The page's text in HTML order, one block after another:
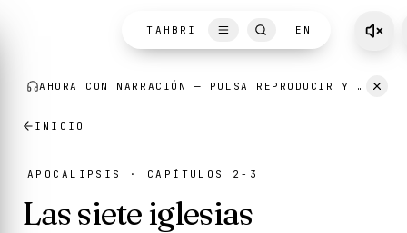
AHORA CON NARRACIÓN — PULSA REPRODUCIR Y ESCUCHA MIENTRAS LEES.
TAHBRI EN
INICIO
APOCALIPSIS · CAPÍTULOS 2-3
Las siete iglesias